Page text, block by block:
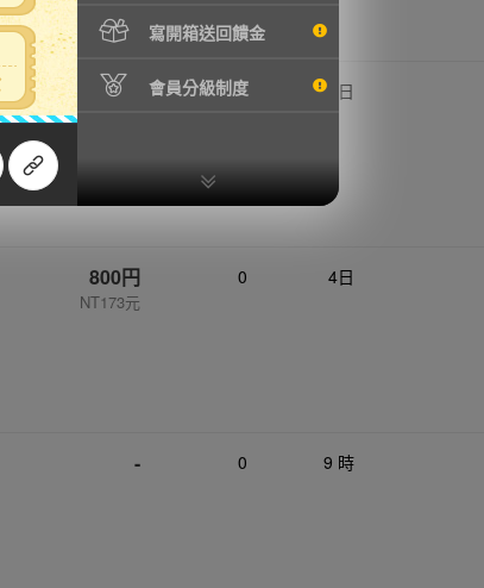
寫開箱送回饋金
會員分級制度
69,800円
NT15104元
0 1日
800円
NT173元
0 4日
- 0 9 時